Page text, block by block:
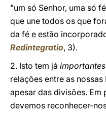
"um só Senhor, uma só
que une todos os que
da fé e estão
Redintegratio, 3).
2. Isto tem já
relações entre as
apesar das divisões.
devemos reconhecer-